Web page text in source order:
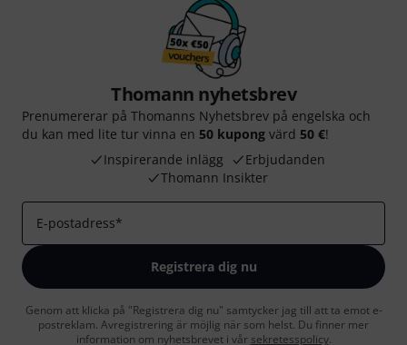
Thomann nyhetsbrev
Prenumererar på Thomanns Nyhetsbrev på engelska och
du kan med lite tur vinna en 50 kupong värd 50 €!
Inspirerande inlägg
Erbjudanden
Thomann Insikter
E-postadress*
Registrera dig nu
Genom att klicka på "Registrera dig nu" samtycker jag till att ta emot e-
postreklam. Avregistrering är möjlig när som helst. Du finner mer
information om nyhetsbrevet i vår sekretesspolicy.